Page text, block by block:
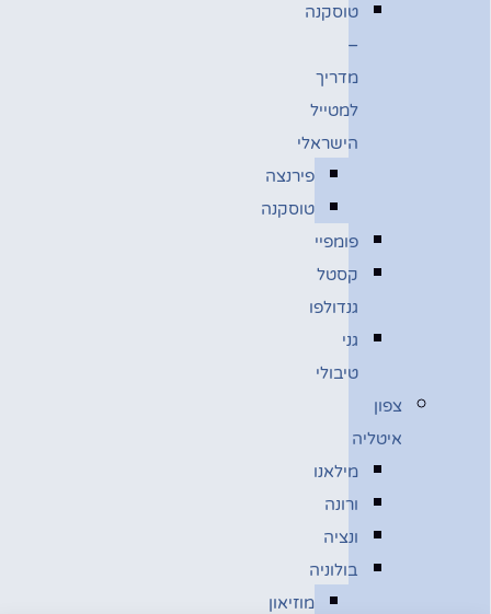
טוסקנה
–
מדריך
למטייל
הישראלי
פירנצה
טוסקנה
פומפיי
קסטל
גנדולפו
גני
טיבולי
צפון
איטליה
מילאנו
ורונה
ונציה
בולוניה
מוזיאון